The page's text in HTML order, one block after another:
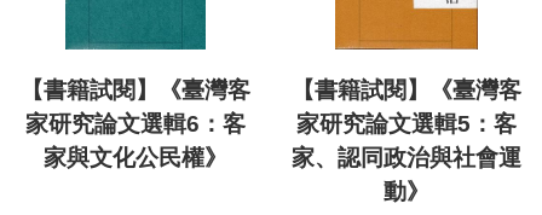
【書籍試閱】《臺灣客
家研究論文選輯6：客
家與文化公民權》
【書籍試閱】《臺灣客
家研究論文選輯5：客
家、認同政治與社會運
動》